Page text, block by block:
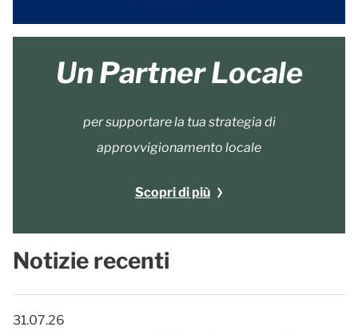
Un Partner Locale
per supportare la tua strategia di
approvvigionamento locale
Scopri di più
Notizie recenti
31.07.26